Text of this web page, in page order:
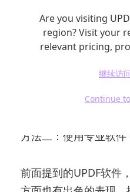
Are you visiting
region? Visit your
relevant pricing,
继续访
Continue
打开WPS软件，点击“
Excel”选项。上传需要
免费版在转换复杂
换，一些特殊格式或图
方法二：使用专业软件
前面提到的UPDF软件